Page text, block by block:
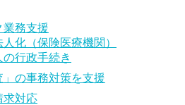
業務支援
化（保険医療機関）
の行政手続き
」の事務対策を支援
求対応